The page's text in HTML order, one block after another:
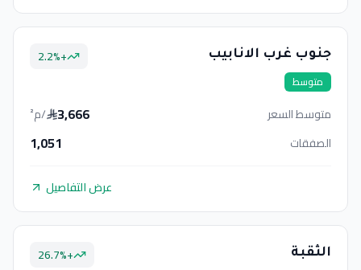
جنوب غرب الانابيب
متوسط
+
2.2%
متوسط السعر 3,666
/م²
الصفقات
1,051
عرض التفاصيل
الثقبة +
26.7%